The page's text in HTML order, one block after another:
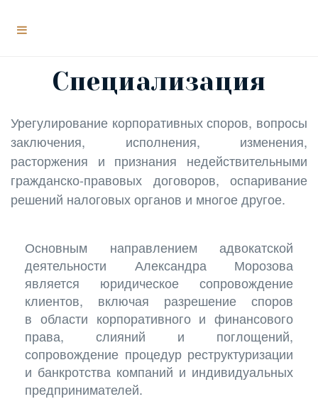
Специализация
Урегулирование корпоративных споров, вопросы
заключения, исполнения, изменения,
расторжения и признания недействительными
гражданско-правовых договоров, оспаривание
решений налоговых органов и многое другое.
Основным направлением адвокатской
деятельности Александра Морозова
является юридическое сопровождение
клиентов, включая разрешение споров
в области корпоративного и финансового
права, слияний и поглощений,
сопровождение процедур реструктуризации
и банкротства компаний и индивидуальных
предпринимателей.